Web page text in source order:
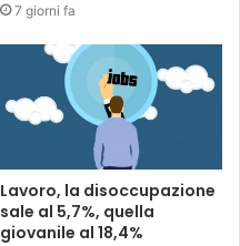
7 giorni fa
Lavoro, la disoccupazione
sale al 5,7%, quella
giovanile al 18,4%